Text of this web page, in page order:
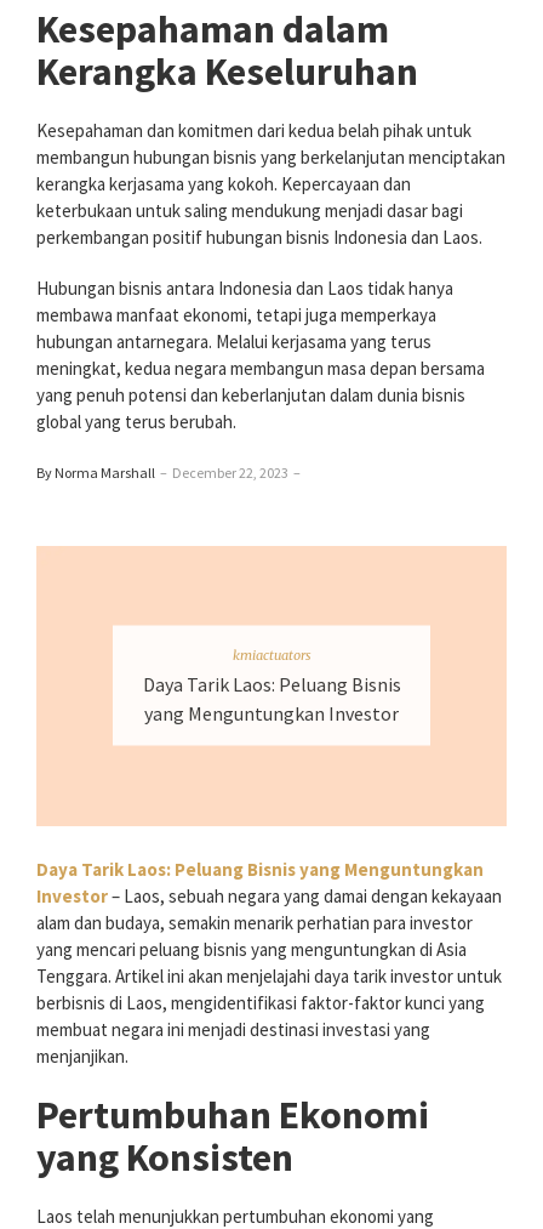
Kesepahaman dalam
Kerangka Keseluruhan
Kesepahaman dan komitmen dari kedua belah pihak untuk
membangun hubungan bisnis yang berkelanjutan menciptakan
kerangka kerjasama yang kokoh. Kepercayaan dan
keterbukaan untuk saling mendukung menjadi dasar bagi
perkembangan positif hubungan bisnis Indonesia dan Laos.
Hubungan bisnis antara Indonesia dan Laos tidak hanya
membawa manfaat ekonomi, tetapi juga memperkaya
hubungan antarnegara. Melalui kerjasama yang terus
meningkat, kedua negara membangun masa depan bersama
yang penuh potensi dan keberlanjutan dalam dunia bisnis
global yang terus berubah.
By Norma Marshall – December 22, 2023 –
kmiactuators
Daya Tarik Laos: Peluang Bisnis
yang Menguntungkan Investor
Daya Tarik Laos: Peluang Bisnis yang Menguntungkan
Investor– Laos, sebuah negara yang damai dengan kekayaan
alam dan budaya, semakin menarik perhatian para investor
yang mencari peluang bisnis yang menguntungkan di Asia
Tenggara. Artikel ini akan menjelajahi daya tarik investor untuk
berbisnis di Laos, mengidentifikasi faktor-faktor kunci yang
membuat negara ini menjadi destinasi investasi yang
menjanjikan.
Pertumbuhan Ekonomi
yang Konsisten
Laos telah menunjukkan pertumbuhan ekonomi yang